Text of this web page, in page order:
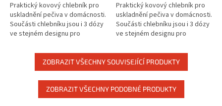
Praktický kovový chlebník pro
uskladnění pečiva v domácnosti.
Součásti chlebníku jsou i 3 dózy
ve stejném designu pro
Čistíme sklady !! - velký...
Praktický kovový chlebník pro
uskladnění pečiva v domácnosti.
Součásti chlebníku jsou i 3 dózy
ve stejném designu pro
Čistíme sklady !! - velký...
ZOBRAZIT VŠECHNY SOUVISEJÍCÍ PRODUKTY
ZOBRAZIT VŠECHNY PODOBNÉ PRODUKTY